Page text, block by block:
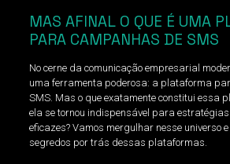
MAS AFINAL O QUE É UMA
PARA CAMPANHAS DE SMS
No cerne da comunicação empresarial
uma ferramenta poderosa: a plataforma
SMS. Mas o que exatamente constitui essa
ela se tornou indispensável para
eficazes? Vamos mergulhar nesse universo
segredos por trás dessas plataformas.